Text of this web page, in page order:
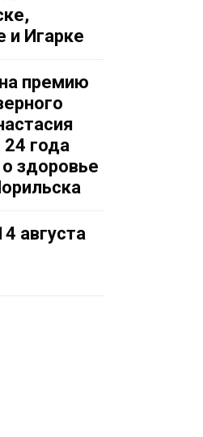
и Игарке
премию
24 года
здоровье
августа